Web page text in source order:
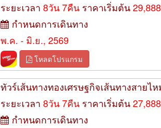
ระยะเวลา8วัน 7คืน ราคาเริ่มต้น29,888
กำหนดการเดินทาง
พ.ค. - มิ.ย., 2569
โหลดโปรแกรม
ทัวร์เส้นทางทองเศรษฐกิจเส้นทางสายไ
ระยะเวลา8วัน 7คืน ราคาเริ่มต้น27,888
กำหนดการเดินทาง